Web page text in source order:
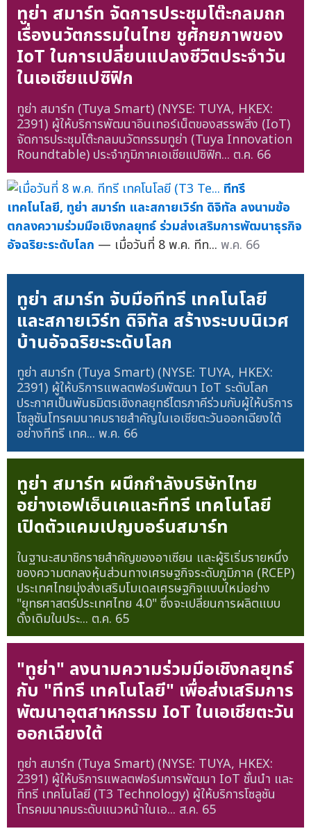
ทูย่า สมาร์ท จัดการประชุมโต๊ะกลมถก
เรื่องนวัตกรรมในไทย ชูศักยภาพของ
IoT ในการเปลี่ยนแปลงชีวิตประจำวัน
ในเอเชียแปซิฟิก
ทูย่า สมาร์ท (Tuya Smart) (NYSE: TUYA, HKEX:
2391) ผู้ให้บริการพัฒนาอินเทอร์เน็ตของสรรพสิ่ง (IoT)
จัดการประชุมโต๊ะกลมนวัตกรรมทูย่า (Tuya Innovation
Roundtable) ประจำภูมิภาคเอเชียแปซิฟิก... ต.ค. 66
ทีทรี
เทคโนโลยี, ทูย่า สมาร์ท และสกายเวิร์ท ดิจิทัล ลงนามข้อ
ตกลงความร่วมมือเชิงกลยุทธ์ ร่วมส่งเสริมการพัฒนาธุรกิจ
อัจฉริยะระดับโลก — เมื่อวันที่ 8 พ.ค. ทีท... พ.ค. 66
ทูย่า สมาร์ท จับมือทีทรี เทคโนโลยี
และสกายเวิร์ท ดิจิทัล สร้างระบบนิเวศ
บ้านอัจฉริยะระดับโลก
ทูย่า สมาร์ท (Tuya Smart) (NYSE: TUYA, HKEX:
2391) ผู้ให้บริการแพลตฟอร์มพัฒนา IoT ระดับโลก
ประกาศเป็นพันธมิตรเชิงกลยุทธ์ไตรภาคีร่วมกับผู้ให้บริการ
โซลูชันโทรคมนาคมรายสำคัญในเอเชียตะวันออกเฉียงใต้
อย่างทีทรี เทค... พ.ค. 66
ทูย่า สมาร์ท ผนึกกำลังบริษัทไทย
อย่างเอฟเอ็นเคและทีทรี เทคโนโลยี
เปิดตัวแคมเปญบอร์นสมาร์ท
ในฐานะสมาชิกรายสำคัญของอาเซียน และผู้ริเริ่มรายหนึ่ง
ของความตกลงหุ้นส่วนทางเศรษฐกิจระดับภูมิภาค (RCEP)
ประเทศไทยมุ่งส่งเสริมโมเดลเศรษฐกิจแบบใหม่อย่าง
"ยุทธศาสตร์ประเทศไทย 4.0" ซึ่งจะเปลี่ยนการผลิตแบบ
ดั้งเดิมในประ... ต.ค. 65
"ทูย่า" ลงนามความร่วมมือเชิงกลยุทธ์
กับ "ทีทรี เทคโนโลยี" เพื่อส่งเสริมการ
พัฒนาอุตสาหกรรม IoT ในเอเชียตะวัน
ออกเฉียงใต้
ทูย่า สมาร์ท (Tuya Smart) (NYSE: TUYA, HKEX:
2391) ผู้ให้บริการแพลตฟอร์มการพัฒนา IoT ชั้นนำ และ
ทีทรี เทคโนโลยี (T3 Technology) ผู้ให้บริการโซลูชัน
โทรคมนาคมระดับแนวหน้าในเอ... ส.ค. 65